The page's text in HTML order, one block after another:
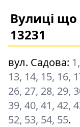
Вулиці що
13231
вул. Садова:
13, 14, 15, 16,
26, 27, 28, 29,
39, 40, 41, 42,
52, 53, 54, 55.